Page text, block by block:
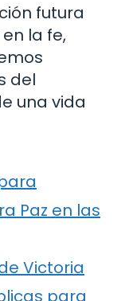
futura
la fe,
del
una vida
Paz en las
Victoria
para